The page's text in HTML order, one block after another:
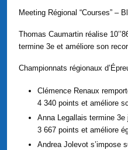
Meeting Régional “Courses” –
Thomas Caumartin réalise
termine 3e et améliore son
Championnats régionaux
Clémence Renaux
4 340 points et améliore
Anna Legallais termine 3e
3 667 points et améliore
Andrea Jolevot s’impose